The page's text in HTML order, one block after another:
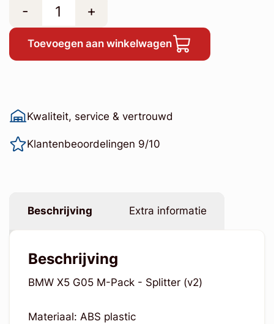
- +
Toevoegen aan winkelwagen
Kwaliteit, service & vertrouwd
Klantenbeoordelingen 9/10
Beschrijving Extra informatie
Beschrijving
BMW X5 G05 M-Pack - Splitter (v2)
Materiaal: ABS plastic